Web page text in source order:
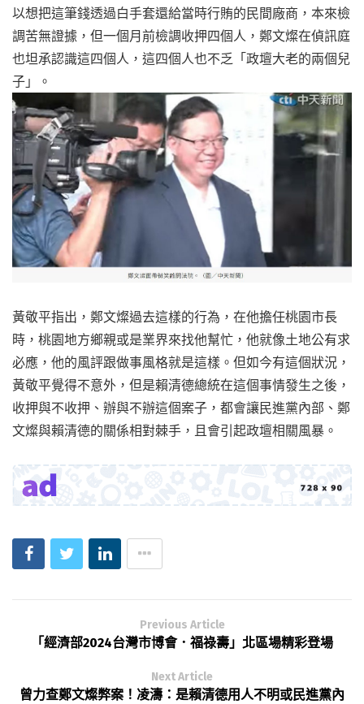
以想把這筆錢透過白手套還給當時行賄的民間廠商，本來檢
調苦無證據，但一個月前檢調收押四個人，鄭文燦在偵訊庭
也坦承認識這四個人，這四個人也不乏「政壇大老的兩個兒
子」。
黃敬平指出，鄭文燦過去這樣的行為，在他擔任桃園市長
時，桃園地方鄉親或是業界來找他幫忙，他就像土地公有求
必應，他的風評跟做事風格就是這樣。但如今有這個狀況，
黃敬平覺得不意外，但是賴清德總統在這個事情發生之後，
收押與不收押、辦與不辦這個案子，都會讓民進黨內部、鄭
文燦與賴清德的關係相對棘手，且會引起政壇相關風暴。
Previous Article
「經濟部2024台灣市博會．福祿壽」北區場精彩登場
Next Article
曾力查鄭文燦弊案！凌濤：是賴清德用人不明或民進黨內